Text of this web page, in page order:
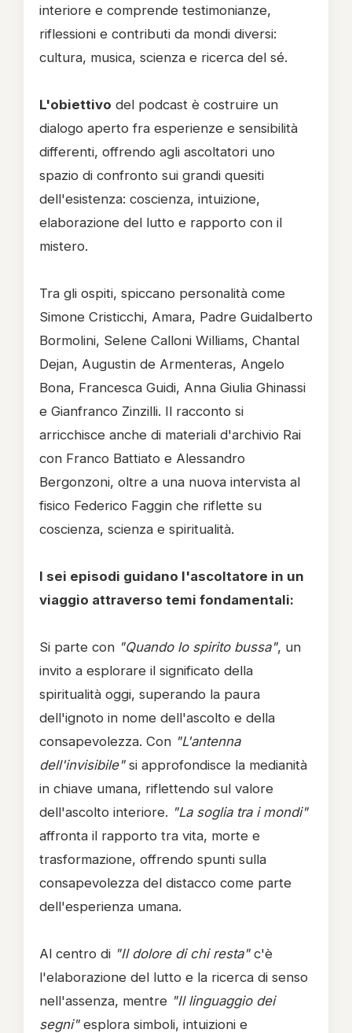
interiore e comprende testimonianze,
riflessioni e contributi da mondi diversi:
cultura, musica, scienza e ricerca del sé.
L'obiettivo del podcast è costruire un
dialogo aperto fra esperienze e sensibilità
differenti, offrendo agli ascoltatori uno
spazio di confronto sui grandi quesiti
dell'esistenza: coscienza, intuizione,
elaborazione del lutto e rapporto con il
mistero.
Tra gli ospiti, spiccano personalità come
Simone Cristicchi, Amara, Padre Guidalberto
Bormolini, Selene Calloni Williams, Chantal
Dejan, Augustin de Armenteras, Angelo
Bona, Francesca Guidi, Anna Giulia Ghinassi
e Gianfranco Zinzilli. Il racconto si
arricchisce anche di materiali d'archivio Rai
con Franco Battiato e Alessandro
Bergonzoni, oltre a una nuova intervista al
fisico Federico Faggin che riflette su
coscienza, scienza e spiritualità.
I sei episodi guidano l'ascoltatore in un
viaggio attraverso temi fondamentali:
Si parte con "Quando lo spirito bussa", un
invito a esplorare il significato della
spiritualità oggi, superando la paura
dell'ignoto in nome dell'ascolto e della
consapevolezza. Con "L'antenna
dell'invisibile"si approfondisce la medianità
in chiave umana, riflettendo sul valore
dell'ascolto interiore. "La soglia tra i mondi"
affronta il rapporto tra vita, morte e
trasformazione, offrendo spunti sulla
consapevolezza del distacco come parte
dell'esperienza umana.
Al centro di "Il dolore di chi resta"c'è
l'elaborazione del lutto e la ricerca di senso
nell'assenza, mentre "Il linguaggio dei
segni"esplora simboli, intuizioni e